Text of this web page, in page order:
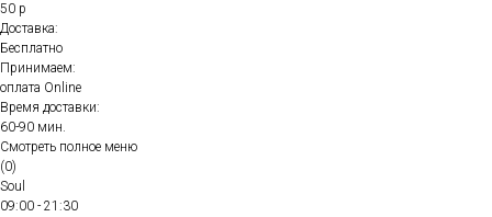
50 р
Доставка:
Бесплатно
Принимаем:
оплата Online
Время доставки:
60-90 мин.
Смотреть полное меню
(0)
Soul
09:00 - 21:30